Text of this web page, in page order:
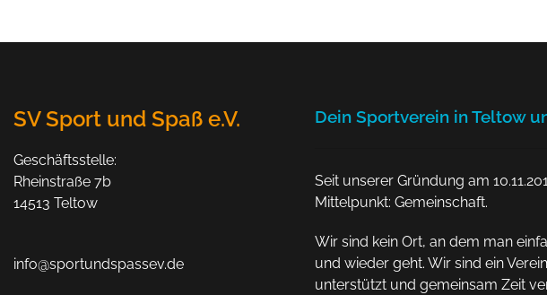
SV Sport und Spaß e.V.
Geschäftsstelle:
Rheinstraße 7b
14513 Teltow
info@sportundspassev.de
Dein Sportverein in Teltow
Seit unserer Gründung am
Mittelpunkt: Gemeinschaft.
Wir sind kein Ort, an dem man
und wieder geht. Wir sind ein
unterstützt und gemeinsam Zeit